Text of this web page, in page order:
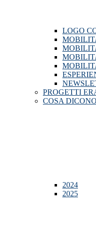
LOGO
PROGETTI
COSA
2024
2025